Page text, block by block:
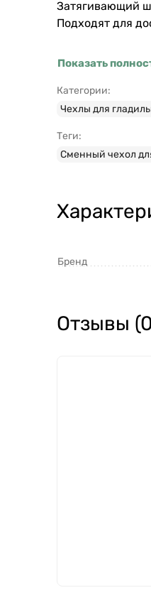
Затягивающий
Подходят для
Показать
Категории:
Чехлы для
Теги:
Сменный чехол
Бренд
Отзывы